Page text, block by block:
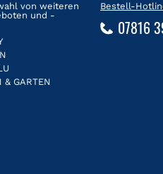
von weiteren
und -
& GARTEN
Bestell-
07816